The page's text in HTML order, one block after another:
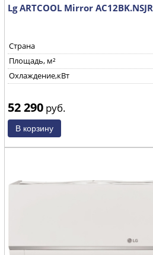
Lg ARTCOOL Mirror AC12BK.NSJR
Страна
Площадь, м²
Охлаждение,кВт
52 290 руб.